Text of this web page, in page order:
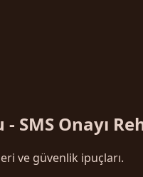
SMS Onayı
ve güvenlik ipuçları.